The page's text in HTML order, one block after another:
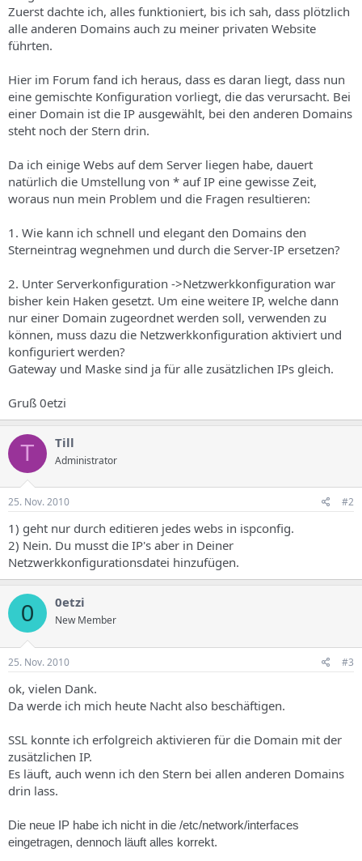
Zuerst dachte ich, alles funktioniert, bis ich sah, dass plötzlich
alle anderen Domains auch zu meiner privaten Website
führten.
Hier im Forum fand ich heraus, dass es daran liegt, dass nun
eine gemischte Konfiguration vorliegt, die das verursacht. Bei
einer Domain ist die IP ausgewählt, bei den anderen Domains
steht noch der Stern drin.
Da ich einige Webs auf dem Server liegen habe, dauert
natürlich die Umstellung von * auf IP eine gewisse Zeit,
woraus nun mein Problem und die Fragen resultieren:
1. Wie kann ich schnell und elegant den Domains den
Sterneintrag wegnehmen und durch die Server-IP ersetzen?
2. Unter Serverkonfiguration ->Netzwerkkonfiguration war
bisher kein Haken gesetzt. Um eine weitere IP, welche dann
nur einer Domain zugeordnet werden soll, verwenden zu
können, muss dazu die Netzwerkkonfiguration aktiviert und
konfiguriert werden?
Gateway und Maske sind ja für alle zusätzlichen IPs gleich.
Gruß 0etzi
T Till
Administrator
25. Nov. 2010 #2
1) geht nur durch editieren jedes webs in ispconfig.
2) Nein. Du musst die IP's aber in Deiner
Netzwerkkonfigurationsdatei hinzufügen.
0 0etzi
New Member
25. Nov. 2010 #3
ok, vielen Dank.
Da werde ich mich heute Nacht also beschäftigen.
SSL konnte ich erfolgreich aktivieren für die Domain mit der
zusätzlichen IP.
Es läuft, auch wenn ich den Stern bei allen anderen Domains
drin lass.
Die neue IP habe ich nicht in die /etc/network/interfaces
eingetragen, dennoch läuft alles korrekt.